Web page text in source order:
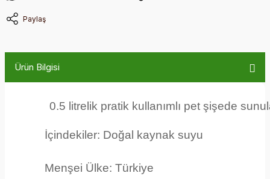
Paylaş
Ürün Bilgisi
0.5 litrelik pratik kullanımlı pet şişede
İçindekiler: Doğal kaynak suyu
Menşei Ülke: Türkiye